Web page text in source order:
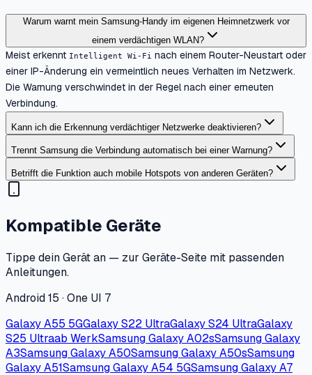
Warum warnt mein Samsung-Handy im eigenen Heimnetzwerk vor
einem verdächtigen WLAN?
Meist erkennt Intelligent Wi-Fi nach einem Router-Neustart oder
einer IP-Änderung ein vermeintlich neues Verhalten im Netzwerk.
Die Warnung verschwindet in der Regel nach einer erneuten
Verbindung.
Kann ich die Erkennung verdächtiger Netzwerke deaktivieren?
Trennt Samsung die Verbindung automatisch bei einer Warnung?
Betrifft die Funktion auch mobile Hotspots von anderen Geräten?
Kompatible Geräte
Tippe dein Gerät an — zur Geräte-Seite mit passenden
Anleitungen.
Android 15 · One UI 7
Galaxy A55 5GGalaxy S22 UltraGalaxy S24 UltraGalaxy
S25 Ultraab WerkSamsung Galaxy A02sSamsung Galaxy
A3Samsung Galaxy A50Samsung Galaxy A50sSamsung
Galaxy A51Samsung Galaxy A54 5GSamsung Galaxy A7